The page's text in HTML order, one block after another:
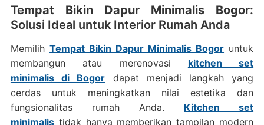
Tempat Bikin Dapur Minimalis Bogor:
Solusi Ideal untuk Interior Rumah Anda
Memilih Tempat Bikin Dapur Minimalis Bogor untuk
membangun atau merenovasi kitchen set
minimalis di Bogor dapat menjadi langkah yang
cerdas untuk meningkatkan nilai estetika dan
fungsionalitas rumah Anda. Kitchen set
minimalistidak hanya memberikan tampilan modern